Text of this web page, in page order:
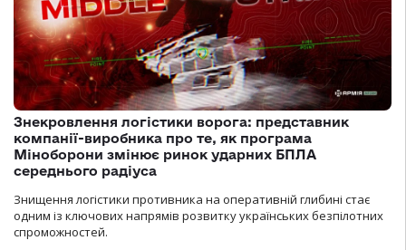
Знекровлення логістики ворога: представник
компанії-виробника про те, як програма
Міноборони змінює ринок ударних БПЛА
середнього радіуса
Знищення логістики противника на оперативній глибині стає
одним із ключових напрямів розвитку українських безпілотних
спроможностей.